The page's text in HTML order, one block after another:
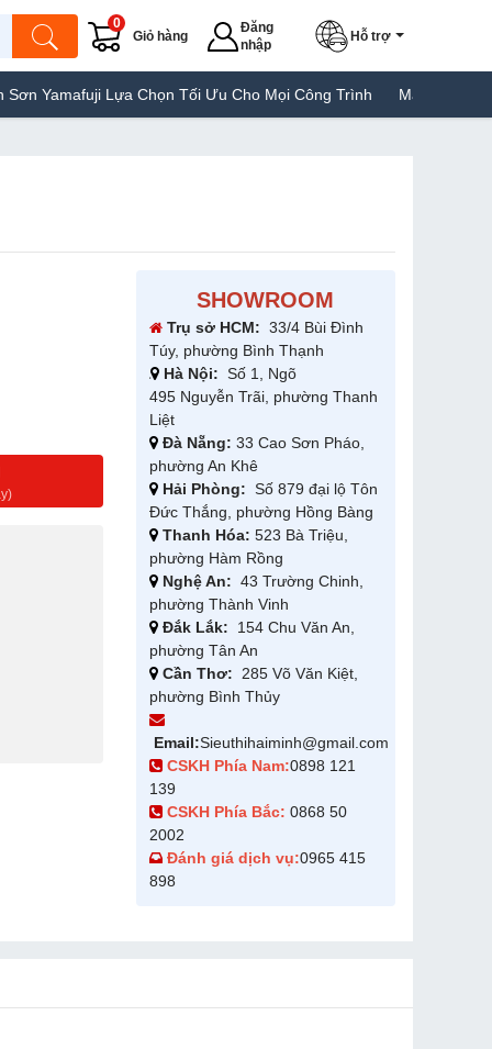
Giỏ hàng
0
Đăng
nhập
Hỗ trợ
Lựa Chọn Tối Ưu Cho Mọi Công Trình Máy Hàn Túi Yamafuji Lựa
SHOWROOM
Trụ sở HCM: 33/4 Bùi Đình
Túy, phường Bình Thạnh
Hà Nội: Số 1, Ngõ
495 Nguyễn Trãi, phường Thanh
Liệt
Đà Nẵng: 33 Cao Sơn Pháo,
phường An Khê
Hải Phòng: Số 879 đại lộ Tôn
Đức Thắng, phường Hồng Bàng
Thanh Hóa: 523 Bà Triệu,
phường Hàm Rồng
Nghệ An: 43 Trường Chinh,
phường Thành Vinh
Đắk Lắk: 154 Chu Văn An,
phường Tân An
Cần Thơ: 285 Võ Văn Kiệt,
phường Bình Thủy
Email:Sieuthihaiminh@gmail.com
CSKH Phía Nam:0898 121
139
CSKH Phía Bắc: 0868 50
2002
Đánh giá dịch vụ:0965 415
898